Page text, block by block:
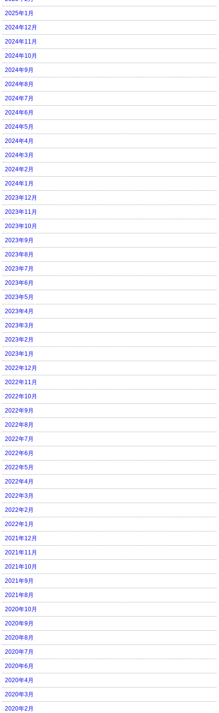
2025年1月
2024年12月
2024年11月
2024年10月
2024年9月
2024年8月
2024年7月
2024年6月
2024年5月
2024年4月
2024年3月
2024年2月
2024年1月
2023年12月
2023年11月
2023年10月
2023年9月
2023年8月
2023年7月
2023年6月
2023年5月
2023年4月
2023年3月
2023年2月
2023年1月
2022年12月
2022年11月
2022年10月
2022年9月
2022年8月
2022年7月
2022年6月
2022年5月
2022年4月
2022年3月
2022年2月
2022年1月
2021年12月
2021年11月
2021年10月
2021年9月
2021年8月
2020年10月
2020年9月
2020年8月
2020年7月
2020年6月
2020年4月
2020年3月
2020年2月